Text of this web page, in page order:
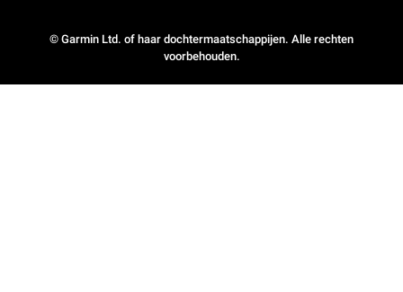
© Garmin Ltd. of haar dochtermaatschappijen. Alle rechten
voorbehouden.